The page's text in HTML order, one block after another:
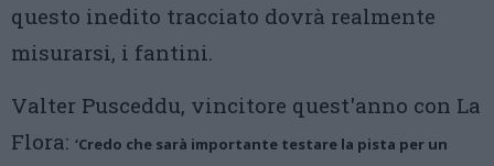
questo inedito tracciato dovrà realmente
misurarsi, i fantini.
Valter Pusceddu, vincitore quest'anno con La
Flora: ‘Credo che sarà importante testare la pista per un